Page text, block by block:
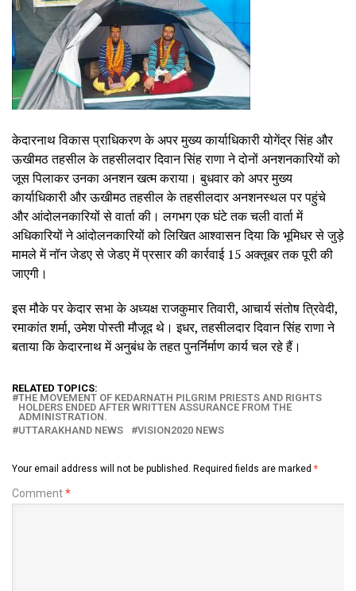
केदारनाथ विकास प्राधिकरण के अपर मुख्य कार्याधिकारी योगेंद्र सिंह और
ऊखीमठ तहसील के तहसीलदार दिवान सिंह राणा ने दोनों अनशनकारियों को
जूस पिलाकर उनका अनशन खत्म कराया। बुधवार को अपर मुख्य
कार्याधिकारी और ऊखीमठ तहसील के तहसीलदार अनशनस्थल पर पहुंचे
और आंदोलनकारियों से वार्ता की। लगभग एक घंटे तक चली वार्ता में
अधिकारियों ने आंदोलनकारियों को लिखित आश्वासन दिया कि भूमिधर से जुड़े
मामले में नॉन जेडए से जेडए में प्रसार की कार्रवाई 15 अक्तूबर तक पूरी की
जाएगी।
इस मौके पर केदार सभा के अध्यक्ष राजकुमार तिवारी, आचार्य संतोष त्रिवेदी,
रमाकांत शर्मा, उमेश पोस्ती मौजूद थे। इधर, तहसीलदार दिवान सिंह राणा ने
बताया कि केदारनाथ में अनुबंध के तहत पुनर्निर्माण कार्य चल रहे हैं।
RELATED TOPICS:
THE MOVEMENT OF KEDARNATH PILGRIM PRIESTS AND RIGHTS
HOLDERS ENDED AFTER WRITTEN ASSURANCE FROM THE
ADMINISTRATION.
UTTARAKHAND NEWS
VISION2020 NEWS
Your email address will not be published. Required fields are marked *
Comment*